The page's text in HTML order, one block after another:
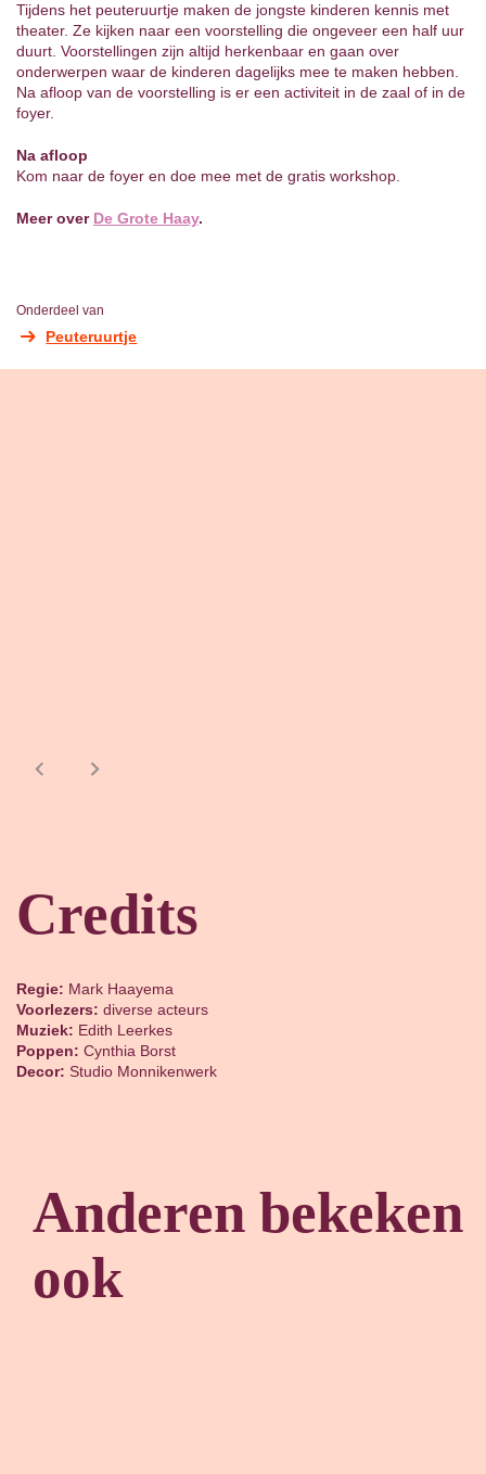
Tijdens het peuteruurtje maken de jongste kinderen kennis met
theater. Ze kijken naar een voorstelling die ongeveer een half uur
duurt. Voorstellingen zijn altijd herkenbaar en gaan over
onderwerpen waar de kinderen dagelijks mee te maken hebben.
Na afloop van de voorstelling is er een activiteit in de zaal of in de
foyer.
Na afloop
Kom naar de foyer en doe mee met de gratis workshop.
Meer over De Grote Haay.
Onderdeel van
Peuteruurtje
Credits
Regie: Mark Haayema
Voorlezers: diverse acteurs
Muziek: Edith Leerkes
Poppen: Cynthia Borst
Decor: Studio Monnikenwerk
Anderen bekeken
ook